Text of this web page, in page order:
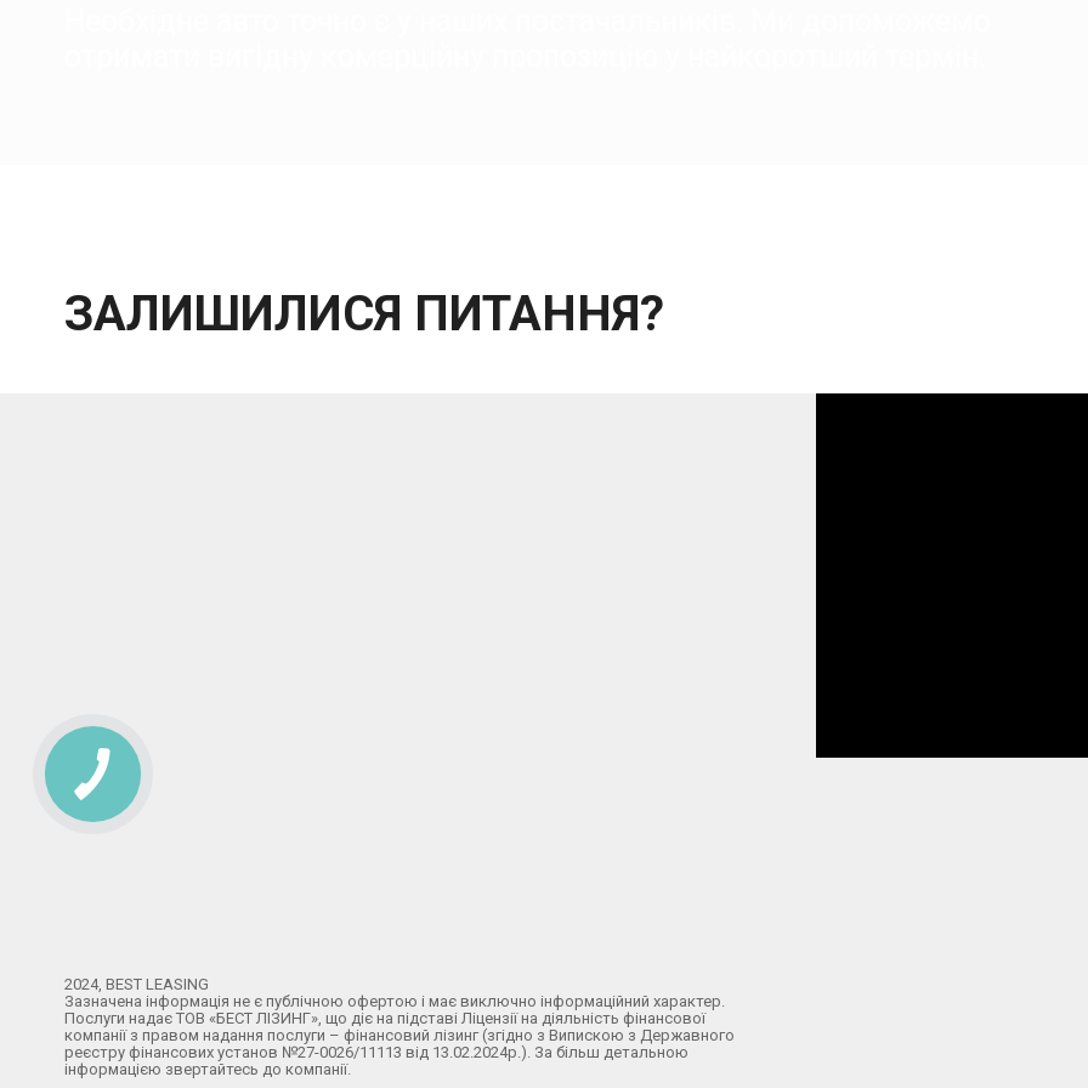
ЗАЛИШИЛИСЯ ПИТАННЯ?
2024, BEST LEASING
Зазначена інформація не є публічною офертою і має виключно інформаційний характер.
Послуги надає ТОВ «БЕСТ ЛІЗИНГ», що діє на підставі Ліцензії на діяльність фінансової
компанії з правом надання послуги – фінансовий лізинг (згідно з Випискою з Державного
реєстру фінансових установ №27-0026/11113 від 13.02.2024р.). За більш детальною
інформацією звертайтесь до компанії.